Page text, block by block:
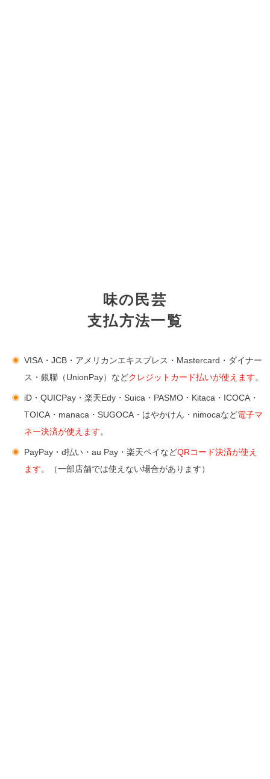
味の民芸
支払方法一覧
VISA・JCB・アメリカンエキスプレス・Mastercard・ダイナー
ス・銀聯（UnionPay）などクレジットカード払いが使えます。
iD・QUICPay・楽天Edy・Suica・PASMO・Kitaca・ICOCA・
TOICA・manaca・SUGOCA・はやかけん・nimocaなど電子マ
ネー決済が使えます。
PayPay・d払い・au Pay・楽天ペイなどQRコード決済が使え
ます。（一部店舗では使えない場合があります）